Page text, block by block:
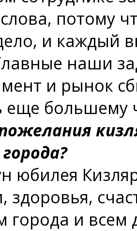
потому
и каждый
наши
и рынок
еще большему
юбилея
здоровья,
города и всем